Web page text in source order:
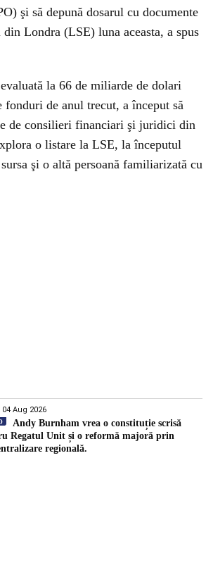
şi să depună dosarul cu documente
Londra (LSE) luna aceasta, a spus
la 66 de miliarde de dolari
fonduri de anul trecut, a început să
de consilieri financiari şi juridici din
o listare la LSE, la începutul
şi o altă persoană familiarizată cu
04 Aug 2026
Andy Burnham vrea o constituție scrisă
Regatul Unit și o reformă majoră prin
regională.